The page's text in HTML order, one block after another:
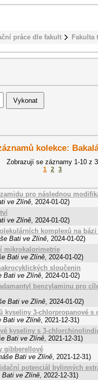
práce dle fakult Fakulta
kolekce:
Zobrazují se záznamy 1-10 z
1 2 3
pro následnou
ve Zlíně, 2024-01-02)
ve Zlíně, 2024-01-02)
komplexů na
Bati ve Zlíně, 2024-01-02)
mikrokalorimetrie
Bati ve Zlíně, 2024-01-02)
sloučenin
Bati ve Zlíně, 2024-01-02)
benzylaminu pro
Bati ve Zlíně, 2024-01-02)
kyseliny 3-chlorpropanové s
Bati ve Zlíně, 2021-12-31)
kyseliny s 3-
Bati ve Zlíně, 2021-12-31)
gibberellové
Bati ve Zlíně, 2021-12-31)
potenciál bylinných
Bati ve Zlíně, 2022-12-31)